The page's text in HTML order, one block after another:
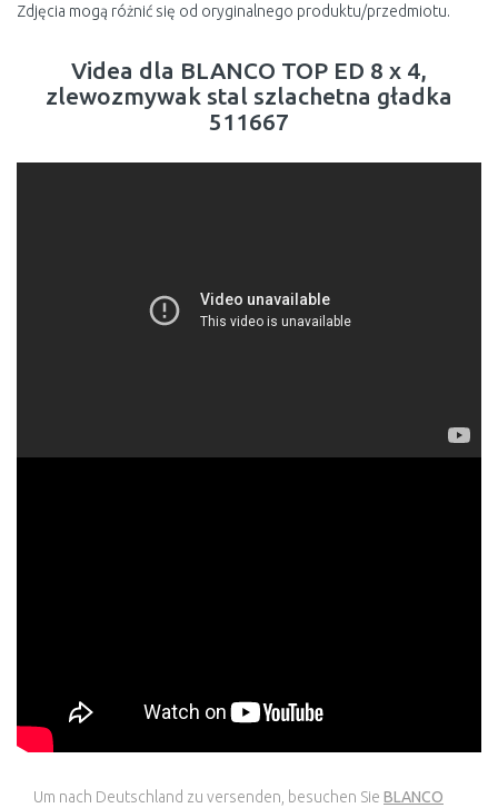
Zdjęcia mogą różnić się od oryginalnego produktu/przedmiotu.
Videa dla BLANCO TOP ED 8 x 4,
zlewozmywak stal szlachetna gładka
511667
Um nach Deutschland zu versenden, besuchen Sie BLANCO